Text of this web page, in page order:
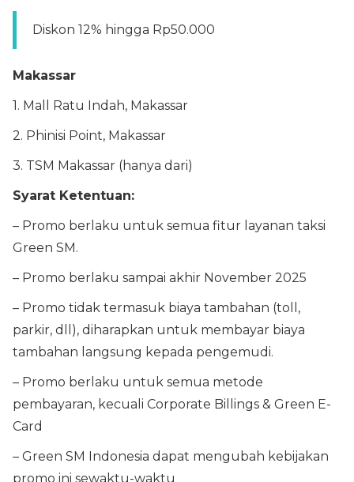
Diskon 12% hingga Rp50.000
Makassar
1. Mall Ratu Indah, Makassar
2. Phinisi Point, Makassar
3. TSM Makassar (hanya dari)
Syarat Ketentuan:
– Promo berlaku untuk semua fitur layanan taksi
Green SM.
– Promo berlaku sampai akhir November 2025
– Promo tidak termasuk biaya tambahan (toll,
parkir, dll), diharapkan untuk membayar biaya
tambahan langsung kepada pengemudi.
– Promo berlaku untuk semua metode
pembayaran, kecuali Corporate Billings & Green E-
Card
– Green SM Indonesia dapat mengubah kebijakan
promo ini sewaktu-waktu